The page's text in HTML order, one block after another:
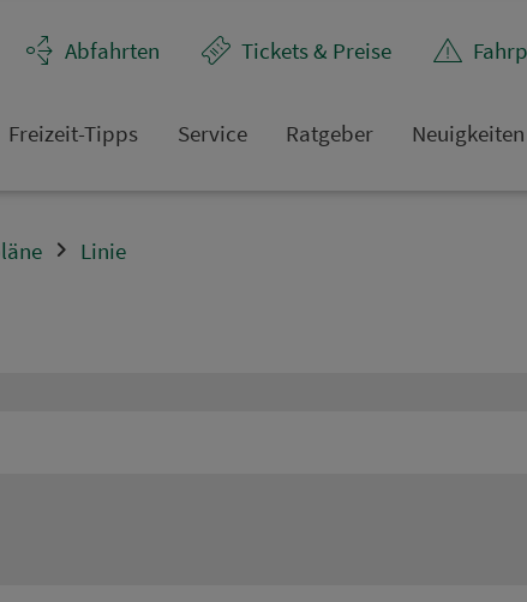
Abfahrten Tickets & Preise
Frei­zeit-Tipps Service Rat­ge­ber Neuigkeiten
Linie